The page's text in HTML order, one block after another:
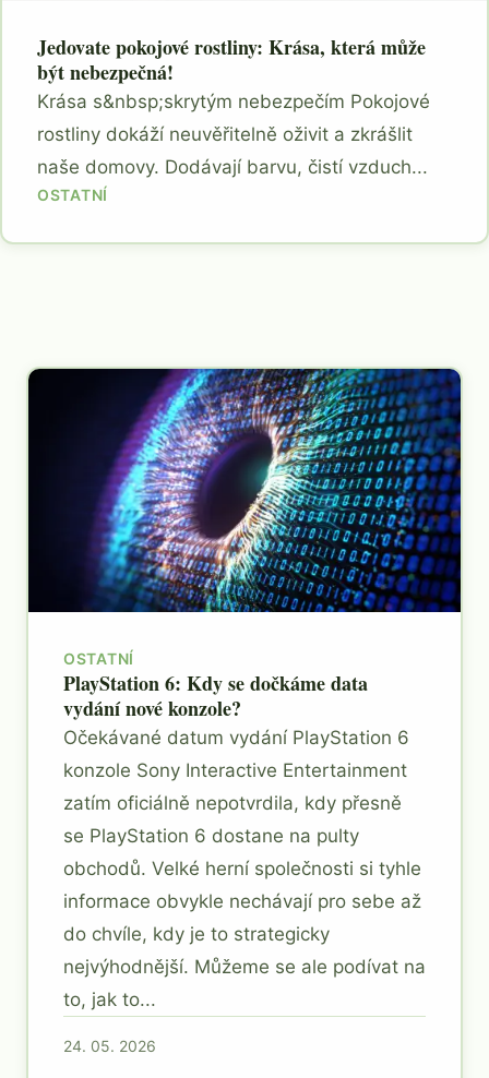
Jedovate pokojové rostliny: Krása, která může
být nebezpečná!
Krása s&nbsp;skrytým nebezpečím Pokojové
rostliny dokáží neuvěřitelně oživit a zkrášlit
naše domovy. Dodávají barvu, čistí vzduch...
OSTATNÍ
OSTATNÍ
PlayStation 6: Kdy se dočkáme data
vydání nové konzole?
Očekávané datum vydání PlayStation 6
konzole Sony Interactive Entertainment
zatím oficiálně nepotvrdila, kdy přesně
se PlayStation 6 dostane na pulty
obchodů. Velké herní společnosti si tyhle
informace obvykle nechávají pro sebe až
do chvíle, kdy je to strategicky
nejvýhodnější. Můžeme se ale podívat na
to, jak to...
24. 05. 2026